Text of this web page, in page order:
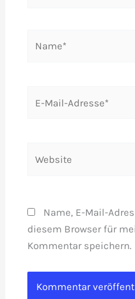
Mail-
Name, E-Mail-
diesem Browser für
Kommentar speichern.